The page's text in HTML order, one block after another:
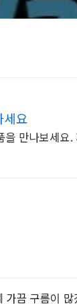
세요
만나보세
끔 구름이